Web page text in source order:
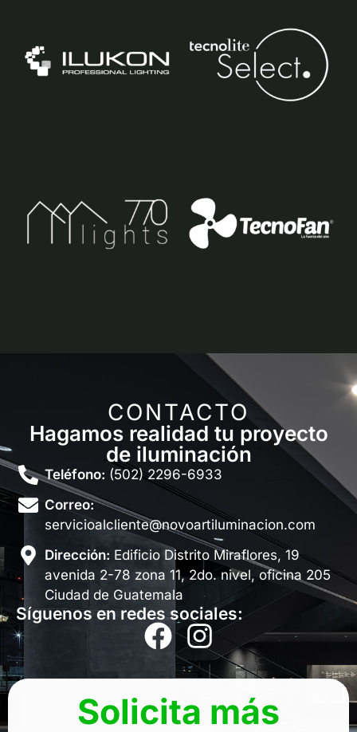
CONTACTO
Hagamos realidad tu proyecto
de iluminación
Teléfono: (502) 2296-6933
Correo:
servicioalcliente@novoartiluminacion.com
Dirección: Edificio Distrito Miraflores, 19
avenida 2-78 zona 11, 2do. nivel, oficina 205
Ciudad de Guatemala
Síguenos en redes sociales:
Solicita más